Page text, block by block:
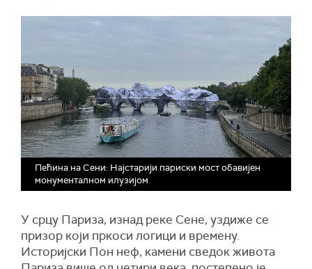
Пећина на Сени: Најстарији париски мост обавијен
монументалном илузијом
У срцу Париза, изнад реке Сене, уздиже се
призор који пркоси логици и времену.
Историјски Пон неф, камени сведок живота